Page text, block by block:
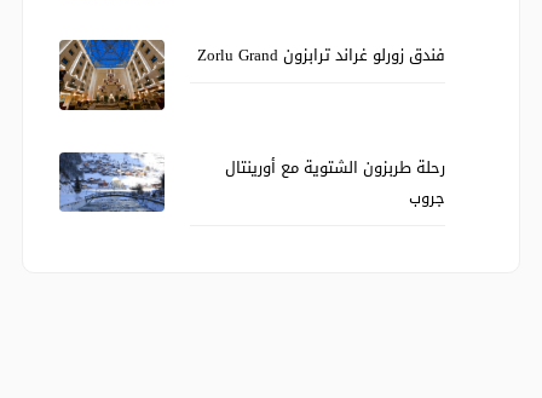
فندق زورلو غراند ترابزون Zorlu Grand
رحلة طربزون الشتوية مع أورينتال
جروب